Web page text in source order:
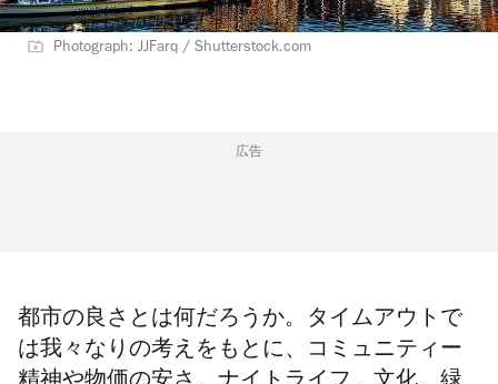
Photograph: JJFarq / Shutterstock.com
広告
都市の良さとは何だろうか。タイムアウトで
は我々なりの考えをもとに、コミュニティー